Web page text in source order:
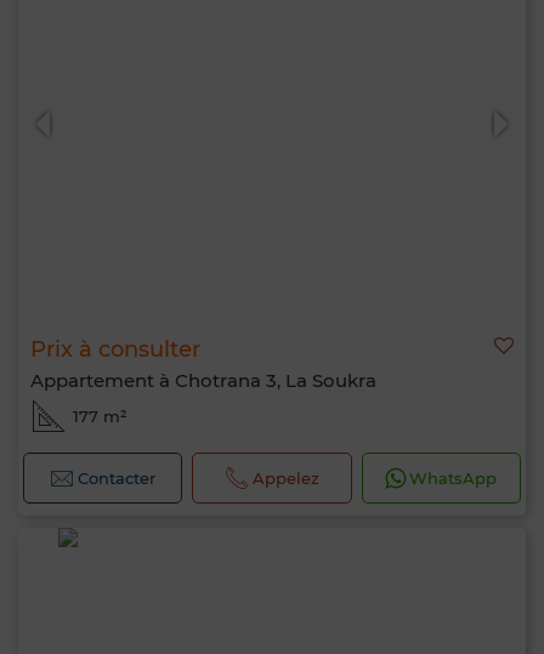
Prix à consulter
Appartement à Chotrana 3, La Soukra
177 m²
Contacter Appelez WhatsApp